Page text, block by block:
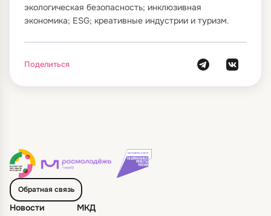
экологическая безопасность; инклюзивная
экономика; ESG; креативные индустрии и туризм.
Поделиться
Обратная связь
Новости МКД